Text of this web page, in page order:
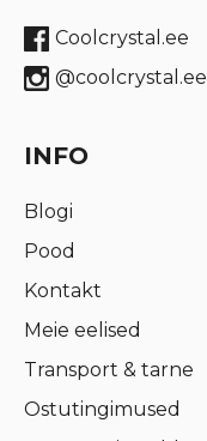
Coolcrystal.ee
@coolcrystal.ee
INFO
Blogi
Pood
Kontakt
Meie eelised
Transport & tarne
Ostutingimused